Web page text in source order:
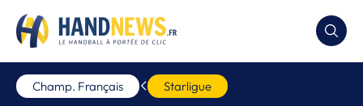
Champ. Français Starligue